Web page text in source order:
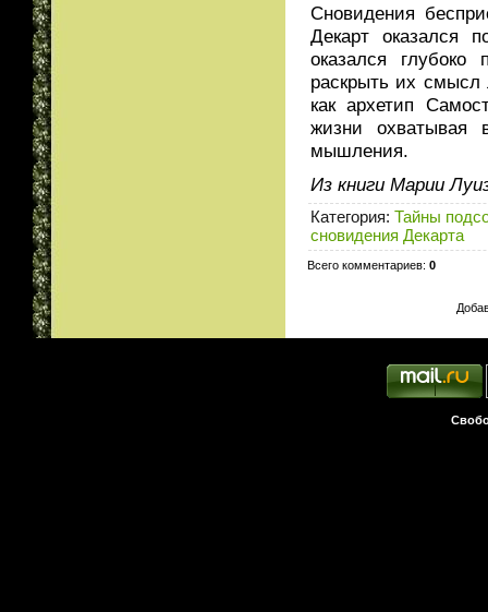
Сновидения
Декарт оказался
оказался
раскрыть их смысл
как архетип
жизни охватывая
мышления.
Из книги Марии
Категория: Тайны
сновидения Декарта
Всего комментариев: 0